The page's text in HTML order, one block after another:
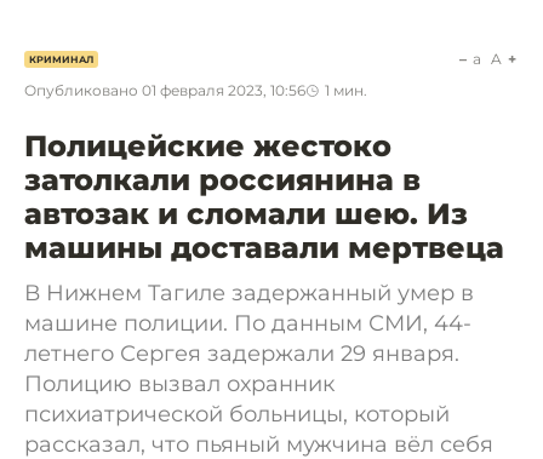
КРИМИНАЛ
Опубликовано 01 февраля 2023, 10:56 1 мин.
a A
Полицейские жестоко
затолкали россиянина в
автозак и сломали шею. Из
машины доставали мертвеца
В Нижнем Тагиле задержанный умер в
машине полиции. По данным СМИ, 44-
летнего Сергея задержали 29 января.
Полицию вызвал охранник
психиатрической больницы, который
рассказал, что пьяный мужчина вёл себя